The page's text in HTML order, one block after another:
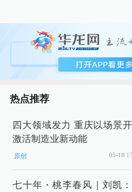
热点推荐
四大领域发力 重庆以场景
激活制造业新动能
原创 05-18
七十年・桃李春风｜刘凯